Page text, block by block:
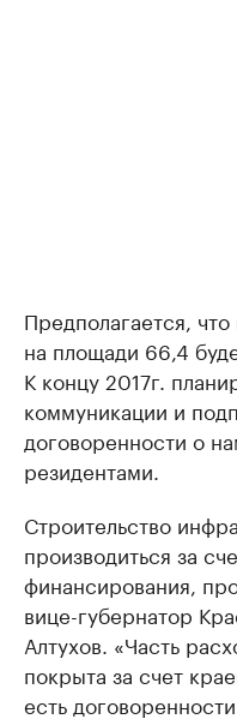
Предполагается,
на площади 66,4
К концу 2017г.
коммуникации и
договоренности о
резидентами.
Строительство
производиться за
финансирования,
вице-губернатор
Алтухов. «Часть
покрыта за счет
есть